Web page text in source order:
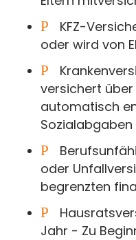
P
KFZ-
oder wird von
P
versichert über
automatisch
Sozialabgaben
P
oder
begrenzten
P
Jahr - Zu